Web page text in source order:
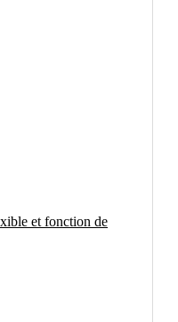
et fonction de